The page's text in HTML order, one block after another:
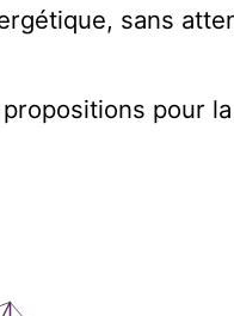
sans
pour